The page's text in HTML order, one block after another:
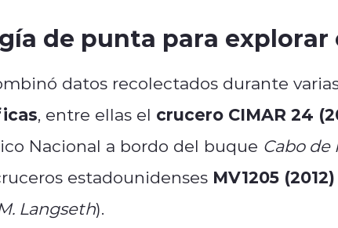
de punta para
datos recolectados durante
, entre ellas el crucero CIMAR 24
Nacional a bordo del buque Cabo de
estadounidenses MV1205 (2012)
Langseth).